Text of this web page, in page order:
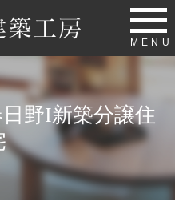
MENU
野I新築分譲住